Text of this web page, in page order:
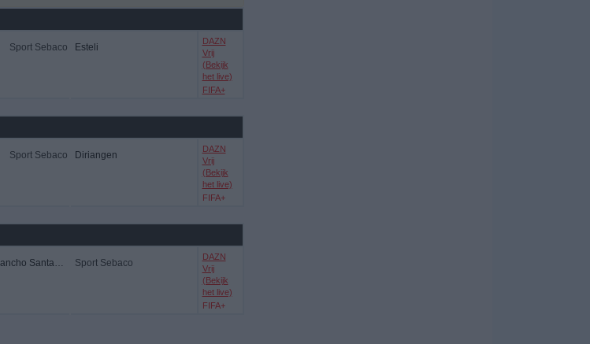
Sport Sebaco Esteli
DAZN
Vrij
(Bekijk
het live)
FIFA+
Sport Sebaco Diriangen
DAZN
Vrij
(Bekijk
het live)
FIFA+
Rancho Santana FC Sport Sebaco
DAZN
Vrij
(Bekijk
het live)
FIFA+